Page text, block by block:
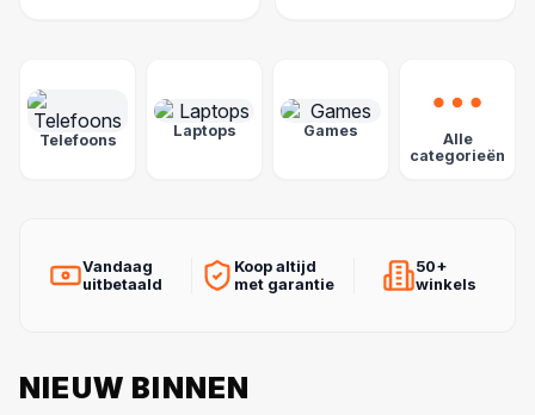
Telefoons
Laptops Games
Alle
categorieën
Vandaag
uitbetaald
Koop altijd
met garantie
50+
winkels
NIEUW BINNEN